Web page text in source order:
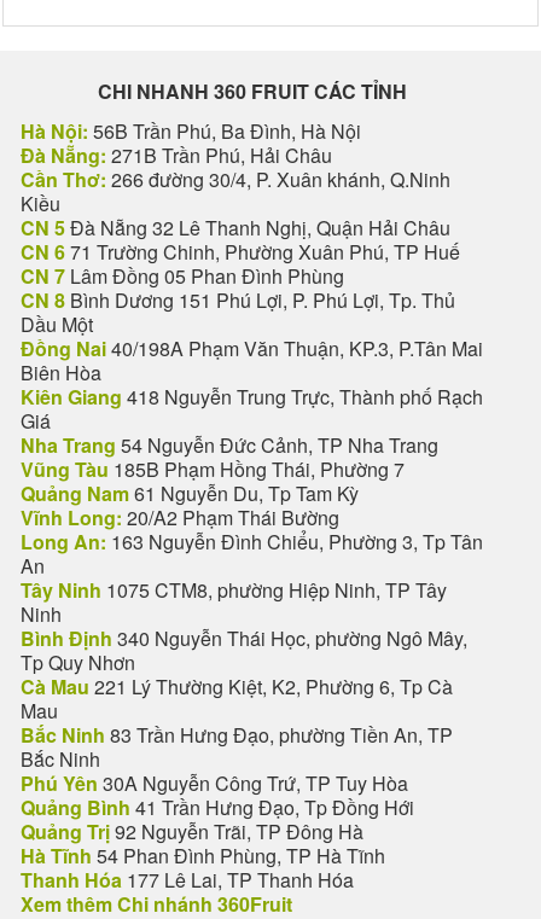
CHI NHANH 360 FRUIT CÁC TỈNH
Hà Nội: 56B Trần Phú, Ba Đình, Hà Nội
Đà Nẵng: 271B Trần Phú, Hải Châu
Cần Thơ: 266 đường 30/4, P. Xuân khánh, Q.Ninh
Kiều
CN 5Đà Nẵng 32 Lê Thanh Nghị, Quận Hải Châu
CN 671 Trường Chinh, Phường Xuân Phú, TP Huế
CN 7 Lâm Đồng 05 Phan Đình Phùng
CN 8 Bình Dương 151 Phú Lợi, P. Phú Lợi, Tp. Thủ
Dầu Một
Đồng Nai40/198A Phạm Văn Thuận, KP.3, P.Tân Mai
Biên Hòa
Kiên Giang 418 Nguyễn Trung Trực, Thành phố Rạch
Giá
Nha Trang 54 Nguyễn Đức Cảnh, TP Nha Trang
Vũng Tàu 185B Phạm Hồng Thái, Phường 7
Quảng Nam61 Nguyễn Du, Tp Tam Kỳ
Vĩnh Long: 20/A2 Phạm Thái Bường
Long An: 163 Nguyễn Đình Chiểu, Phường 3, Tp Tân
An
Tây Ninh 1075 CTM8, phường Hiệp Ninh, TP Tây
Ninh
Bình Định 340 Nguyễn Thái Học, phường Ngô Mây,
Tp Quy Nhơn
Cà Mau 221 Lý Thường Kiệt, K2, Phường 6, Tp Cà
Mau
Bắc Ninh 83 Trần Hưng Đạo, phường Tiền An, TP
Bắc Ninh
Phú Yên 30A Nguyễn Công Trứ, TP Tuy Hòa
Quảng Bình 41 Trần Hưng Đạo, Tp Đồng Hới
Quảng Trị92 Nguyễn Trãi, TP Đông Hà
Hà Tĩnh 54 Phan Đình Phùng, TP Hà Tĩnh
Thanh Hóa 177 Lê Lai, TP Thanh Hóa
Xem thêm Chi nhánh 360Fruit